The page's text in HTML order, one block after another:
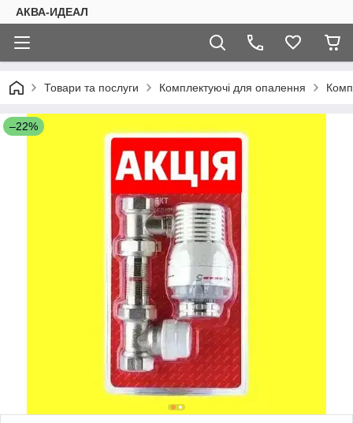
АКВА-ИДЕАЛ
Товари та послуги Комплектуючі для опалення
–22%